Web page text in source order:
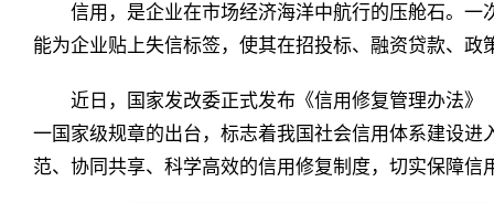
信用，是企业在市场经济海洋中航行的压舱石。
能为企业贴上失信标签，使其在招投标、融资贷款、政
近日，国家发改委正式发布《信用修复管理办法》
一国家级规章的出台，标志着我国社会信用体系建设进
范、协同共享、科学高效的信用修复制度，切实保障信